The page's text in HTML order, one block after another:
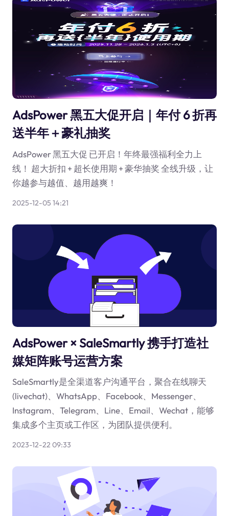
AdsPower 黑五大促开启｜年付 6 折再
送半年＋豪礼抽奖
AdsPower 黑五大促 已开启！年终最强福利全力上
线！ 超大折扣 + 超长使用期 + 豪华抽奖 全线升级，让
你越参与越值、越用越爽！
2025-12-05 14:21
AdsPower × SaleSmartly 携手打造社
媒矩阵账号运营方案
SaleSmartly是全渠道客户沟通平台，聚合在线聊天
(livechat)、WhatsApp、Facebook、Messenger、
Instagram、Telegram、Line、Email、Wechat，能够
集成多个主页或工作区，为团队提供便利。
2023-12-22 09:33